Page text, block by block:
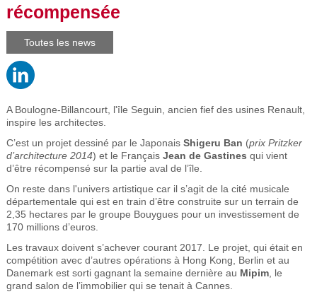
récompensée
Toutes les news
A Boulogne-Billancourt, l'île Seguin, ancien fief des usines Renault,
inspire les architectes.
C’est un projet dessiné par le Japonais Shigeru Ban (prix Pritzker
d’architecture 2014) et le Français Jean de Gastines qui vient
d’être récompensé sur la partie aval de l’île.
On reste dans l'univers artistique car il s’agit de la cité musicale
départementale qui est en train d’être construite sur un terrain de
2,35 hectares par le groupe Bouygues pour un investissement de
170 millions d’euros.
Les travaux doivent s’achever courant 2017. Le projet, qui était en
compétition avec d’autres opérations à Hong Kong, Berlin et au
Danemark est sorti gagnant la semaine dernière au Mipim, le
grand salon de l’immobilier qui se tenait à Cannes.